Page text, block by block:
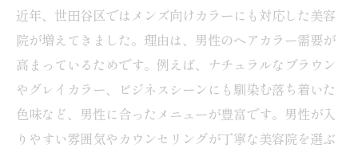
近年、世田谷区ではメンズ向けカラーにも対応した美容
院が増えてきました。理由は、男性のヘアカラー需要が
高まっているためです。例えば、ナチュラルなブラウン
やグレイカラー、ビジネスシーンにも馴染む落ち着いた
色味など、男性に合ったメニューが豊富です。男性が入
りやすい雰囲気やカウンセリングが丁寧な美容院を選ぶ